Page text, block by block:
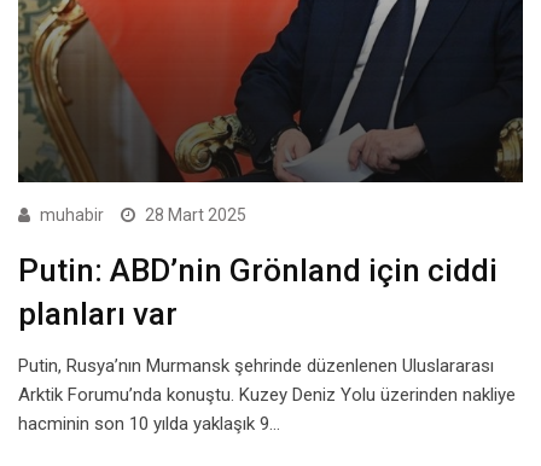
muhabir 28 Mart 2025
Putin: ABD’nin Grönland için ciddi
planları var
Putin, Rusya’nın Murmansk şehrinde düzenlenen Uluslararası
Arktik Forumu’nda konuştu. Kuzey Deniz Yolu üzerinden nakliye
hacminin son 10 yılda yaklaşık 9…